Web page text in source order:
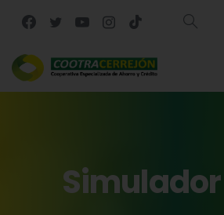
Buscar
Simulador